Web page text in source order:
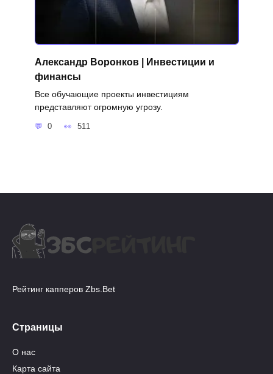
Александр Воронков | Инвестиции и
финансы
Все обучающие проекты инвестициям
представляют огромную угрозу.
0 511
Рейтинг капперов Zbs.Bet
Страницы
О нас
Карта сайта